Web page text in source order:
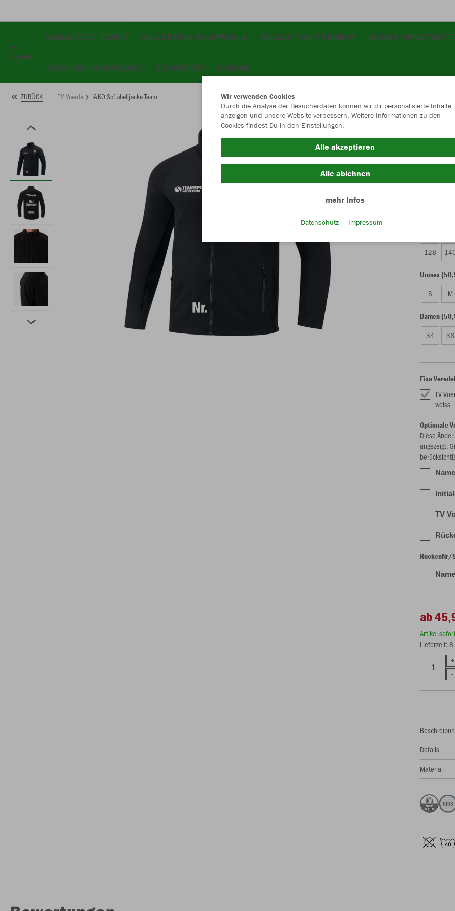
TV
Voerde
KOLLEKTION ICONIC KOLLEKTION BAUMWOLLE KOLLEKTION PREMIUM JACKEN WIND/
TASCHEN / RUCKSÄCKE EQUIPMENT SCHUHE
ZURÜCK TV Voerde JAKO Softshelljacke Team
128
Unisex
S M
Damen
34 36
Fixe
TV
weiss
Optionale
Diese
angezeigt.
TV
RückenNr/
ab
Artikel
Lieferzeit: 8
Details
Material
Wir verwenden Cookies
Durch die Analyse der Besucherdaten können wir dir personalisierte Inhalte
anzeigen und unsere Website verbessern. Weitere Informationen zu den
Cookies findest Du in den Einstellungen.
Alle akzeptieren
Alle ablehnen
mehr Infos
Datenschutz Impressum